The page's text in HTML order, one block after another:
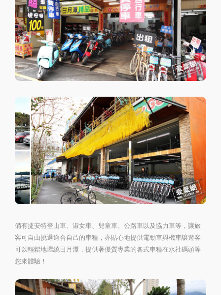
備有捷安特登山車、淑女車、兒童車、公路車以及協力車等，讓旅
客可自由挑選適合自己的車種，亦貼心地提供電動車與機車讓遊客
可以輕鬆地環繞日月潭，提供著優質專業的各式車種在水社碼頭等
您來體驗！